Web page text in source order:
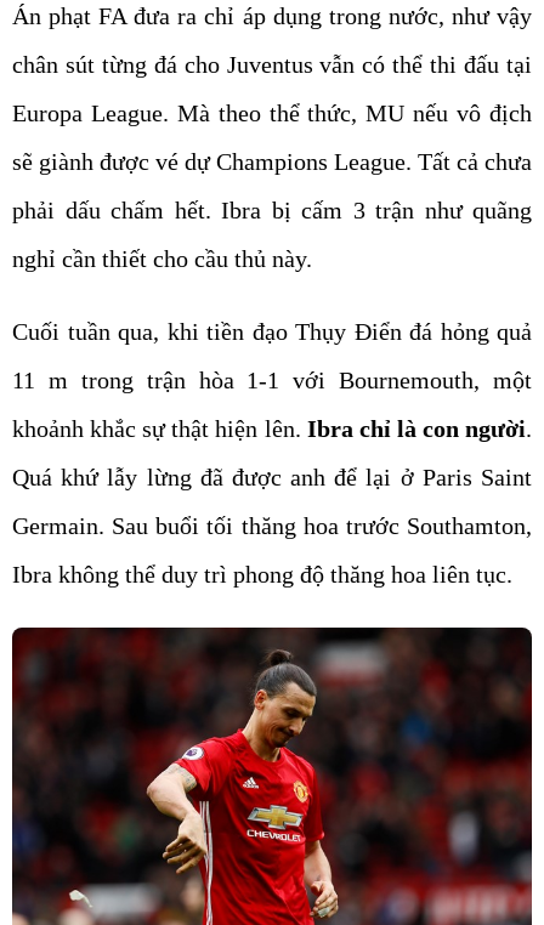
Án phạt FA đưa ra chỉ áp dụng trong nước, như vậy
chân sút từng đá cho Juventus vẫn có thể thi đấu tại
Europa League. Mà theo thể thức, MU nếu vô địch
sẽ giành được vé dự Champions League. Tất cả chưa
phải dấu chấm hết. Ibra bị cấm 3 trận như quãng
nghỉ cần thiết cho cầu thủ này.
Cuối tuần qua, khi tiền đạo Thụy Điển đá hỏng quả
11 m trong trận hòa 1-1 với Bournemouth, một
khoảnh khắc sự thật hiện lên. Ibra chỉ là con người.
Quá khứ lẫy lừng đã được anh để lại ở Paris Saint
Germain. Sau buổi tối thăng hoa trước Southamton,
Ibra không thể duy trì phong độ thăng hoa liên tục.